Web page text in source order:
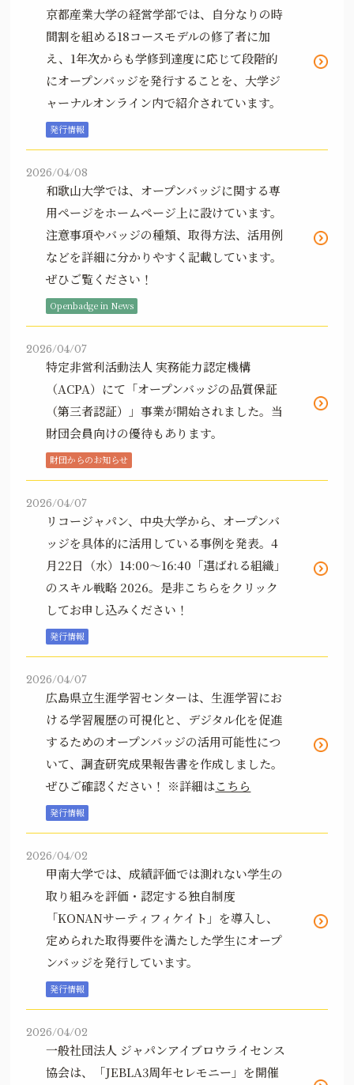
京都産業大学の経営学部では、自分なりの時
間割を組める18コースモデルの修了者に加
え、1年次からも学修到達度に応じて段階的
にオープンバッジを発行することを、大学ジ
ャーナルオンライン内で紹介されています。
発行情報
2026/04/08
和歌山大学では、オープンバッジに関する専
用ページをホームページ上に設けています。
注意事項やバッジの種類、取得方法、活用例
などを詳細に分かりやすく記載しています。
ぜひご覧ください！
Openbadge in News
2026/04/07
特定非営利活動法人 実務能力認定機構
（ACPA）にて「オープンバッジの品質保証
（第三者認証）」事業が開始されました。当
財団会員向けの優待もあります。
財団からのお知らせ
2026/04/07
リコージャパン、中央大学から、オープンバ
ッジを具体的に活用している事例を発表。4
月22日（水）14:00～16:40「選ばれる組織」
のスキル戦略 2026。是非こちらをクリック
してお申し込みください！
発行情報
2026/04/07
広島県立生涯学習センターは、生涯学習にお
ける学習履歴の可視化と、デジタル化を促進
するためのオープンバッジの活用可能性につ
いて、調査研究成果報告書を作成しました。
ぜひご確認ください！ ※詳細はこちら
発行情報
2026/04/02
甲南大学では、成績評価では測れない学生の
取り組みを評価・認定する独自制度
「KONANサーティフィケイト」を導入し、
定められた取得要件を満たした学生にオープ
ンバッジを発行しています。
発行情報
2026/04/02
一般社団法人 ジャパンアイブロウライセンス
協会は、「JEBLA3周年セレモニー」を開催